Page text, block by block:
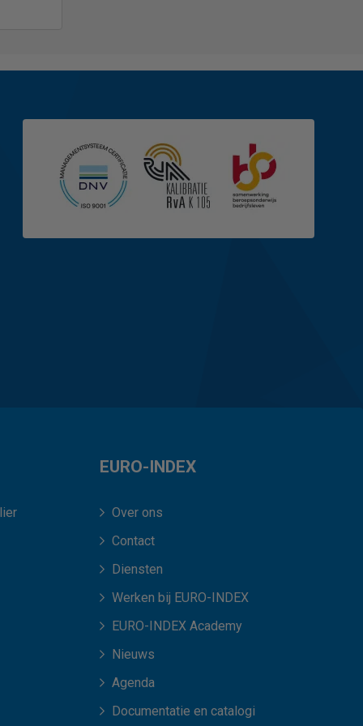
EURO-INDEX
Over ons
Contact
Diensten
Werken bij EURO-INDEX
EURO-INDEX Academy
Nieuws
Agenda
Documentatie en catalogi